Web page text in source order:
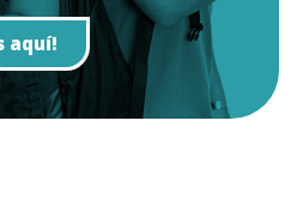
aquí!